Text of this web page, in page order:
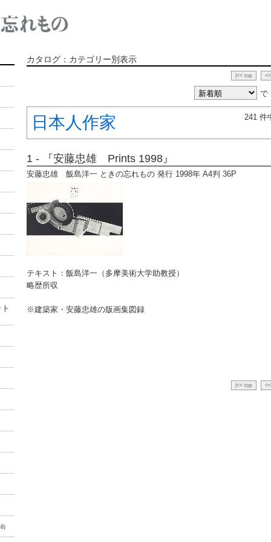
カタログ：カテゴリー別表示
|<< top <<
で
日本人作家 241 件
1 - 『安藤忠雄 Prints 1998』
安藤忠雄 飯島洋一 ときの忘れもの 発行 1998年 A4判 36P
テキスト：飯島洋一（多摩美術大学助教授）
略歴所収
※建築家・安藤忠雄の版画集図録
|<< top <<